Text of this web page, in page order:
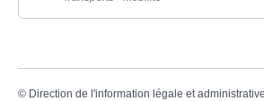
© Direction de l'information légale et administrative